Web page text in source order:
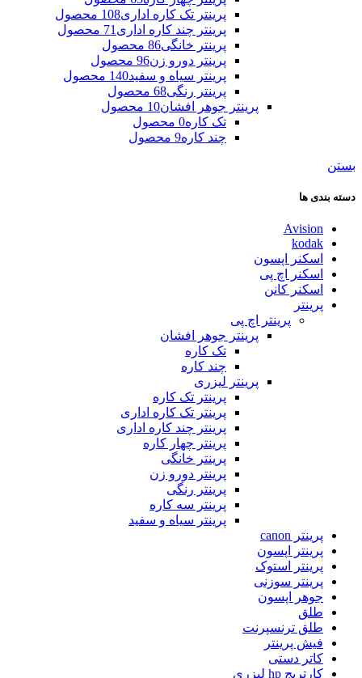
پرینتر تک کاره اداری108 محصول
پرینتر چند کاره اداری 71 محصول
پرینتر خانگی86 محصول
پرینتر دورو زن96 محصول
پرینتر سیاه و سفید140 محصول
پرینتر رنگی68 محصول
پرینتر جوهر افشان10 محصول
تک کاره0 محصول
چند کاره9 محصول
بستن
دسته بندی ها
Avision
kodak
اسکنر اپسون
اسکنر اچ پی
اسکنر کانن
پرینتر
پرینتر اچ پی
پرینتر جوهر افشان
تک کاره
چند کاره
پرینتر لیزری
پرینتر تک کاره
پرینتر تک کاره اداری
پرینتر چند کاره اداری
پرینتر چهار کاره
پرینتر خانگی
پرینتر دورو زن
پرینتر رنگی
پرینتر سه کاره
پرینتر سیاه و سفید
پرینتر canon
پرینتر اپسون
پرینتر استوک
پرینتر سوزنی
جوهر اپسون
طلق
طلق ترنسپرنت
فیش پرینتر
کاتر دستی
کارتریج hp لیزری